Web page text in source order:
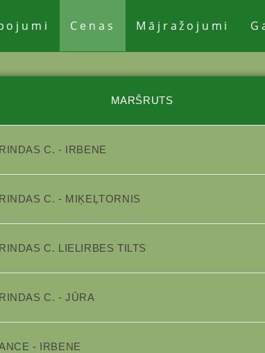
Cenas Mājražojumi
MARŠRUTS
RINDAS C. - IRBENE
RINDAS C. - MIĶEĻTORNIS
RINDAS C. LIELIRBES TILTS
RINDAS C. - JŪRA
- IRBENE